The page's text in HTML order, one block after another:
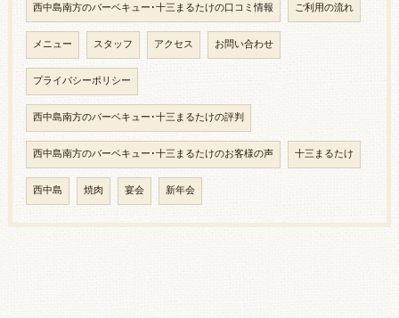
西中島南方のバーベキュー･十三まるたけの口コミ情報 ご利用の流れ
メニュー スタッフ アクセス お問い合わせ
プライバシーポリシー
西中島南方のバーベキュー･十三まるたけの評判
西中島南方のバーベキュー･十三まるたけのお客様の声 十三まるたけ
西中島 焼肉 宴会 新年会